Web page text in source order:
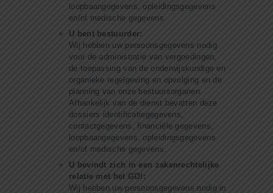
loopbaangegevens, opleidingsgegevens
en/of medische gegevens.
U bent bestuurder:
Wij hebben uw persoonsgegevens nodig
voor de administratie van vergoedingen,
de toepassing van de onderwijskundige en
organieke regelgeving en opvolging en de
planning van onze bestuursorganen.
Afhankelijk van de dienst bevatten deze
dossiers identificatiegegevens,
contactgegevens, financiële gegevens,
loopbaangegevens, opleidingsgegevens
en/of medische gegevens.
U bevindt zich in een zakenrechtelijke
relatie met het GO!:
Wij hebben uw persoonsgegevens nodig in